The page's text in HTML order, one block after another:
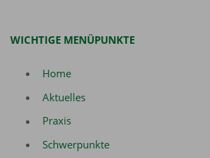
WICHTIGE MENÜPUNKTE
Home
Aktuelles
Praxis
Schwerpunkte